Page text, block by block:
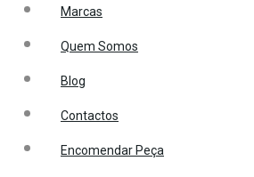
Marcas
Quem Somos
Blog
Contactos
Encomendar Peça